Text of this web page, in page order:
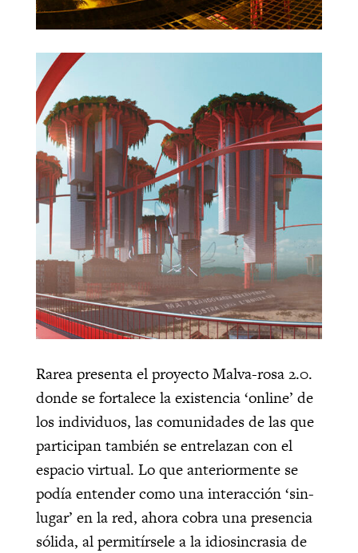
Rarea presenta el proyecto Malva-rosa 2.0.
donde sefortalece la existencia ‘online’ de
los individuos, las comunidades de las que
participan también se entrelazan con el
espacio virtual. Lo que anteriormente se
podía entender como una interacción ‘sin-
lugar’ en la red, ahora cobra una presencia
sólida, al permitírsele a la idiosincrasia de